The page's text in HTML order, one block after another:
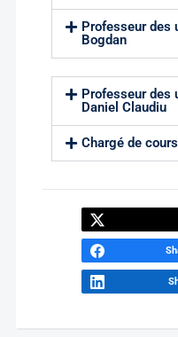
Professeur des
Bogdan
Professeur des
Daniel Claudiu
Chargé de